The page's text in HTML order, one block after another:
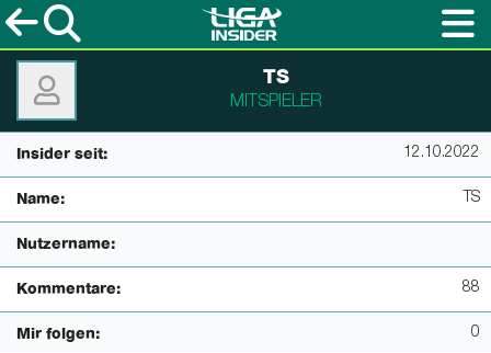
TS
MITSPIELER
Insider seit: 12.10.2022
Name: TS
Nutzername:
Kommentare: 88
Mir folgen: 0